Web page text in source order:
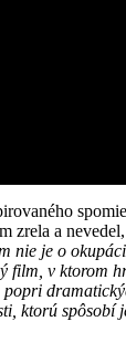
zrela a
nie je o
film, v ktorom
ktorú spôsobí